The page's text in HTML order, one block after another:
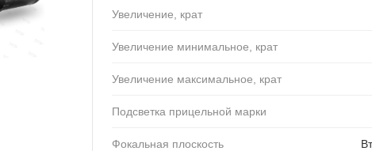
Увеличение, крат
Увеличение минимальное, крат
Увеличение максимальное, крат
Подсветка прицельной марки
Фокальная плоскость